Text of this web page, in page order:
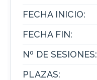
FECHA INICIO:
FECHA FIN:
Nº DE SESIONES:
PLAZAS: